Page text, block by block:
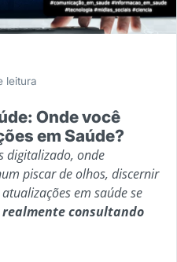
leitura
Onde você
em Saúde?
digitalizado, onde
piscar de olhos, discernir
em saúde se
realmente consultando